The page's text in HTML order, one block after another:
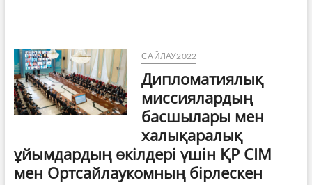
Президенті
сайлауын
әзірлеу
мен
өткізу
мәселелері
семинар-
кеңестер
сериясын
САЙЛАУ2022
Дипломатиялық
миссиялардың
басшылары мен
халықаралық
ұйымдардың өкілдері үшін ҚР СІМ
мен Ортсайлаукомның бірлескен